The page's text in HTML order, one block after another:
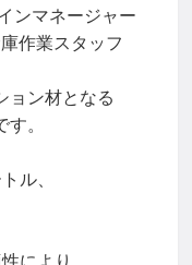
ンマネージャー
作業スタッフ
ョン材となる
。
ル、
により